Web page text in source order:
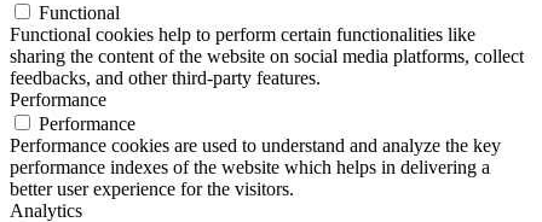
Functional
Functional cookies help to perform certain functionalities like
sharing the content of the website on social media platforms, collect
feedbacks, and other third-party features.
Performance
Performance
Performance cookies are used to understand and analyze the key
performance indexes of the website which helps in delivering a
better user experience for the visitors.
Analytics